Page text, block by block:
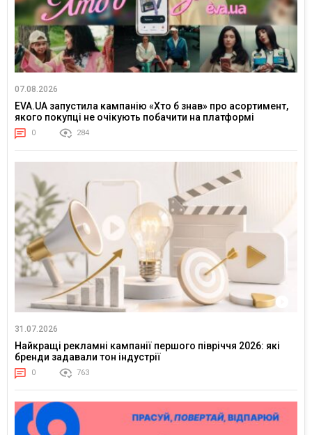
07.08.2026
EVA.UA запустила кампанію «Хто б знав» про асортимент,
якого покупці не очікують побачити на платформі
0 284
31.07.2026
Найкращі рекламні кампанії першого півріччя 2026: які
бренди задавали тон індустрії
0 763